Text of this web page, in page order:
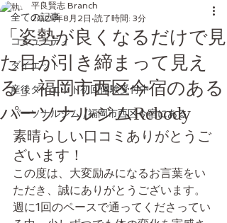
全ての記事
コミュニティ
ダイエット
産後ダイエット初回体験受付中
パーソナルジム /福岡市西区今宿にある
「姿勢が良くなるだけで見
た目が引き締まって見え
る」福岡市西区今宿のある
パーソナルジムRebody
平良賢志 Branch
2025年8月2日 読了時間: 3分
素晴らしい口コミありがとうご
ざいます！
この度は、大変励みになるお言葉をい
ただき、誠にありがとうございます。
週に1回のペースで通ってくださってい